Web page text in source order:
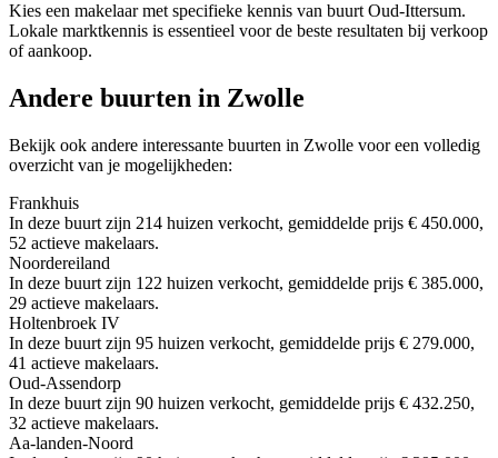
Kies een makelaar met specifieke kennis van buurt Oud-Ittersum.
Lokale marktkennis is essentieel voor de beste resultaten bij verkoop
of aankoop.
Andere buurten in Zwolle
Bekijk ook andere interessante buurten in Zwolle voor een volledig
overzicht van je mogelijkheden:
Frankhuis
In deze buurt zijn 214 huizen verkocht, gemiddelde prijs € 450.000,
52 actieve makelaars.
Noordereiland
In deze buurt zijn 122 huizen verkocht, gemiddelde prijs € 385.000,
29 actieve makelaars.
Holtenbroek IV
In deze buurt zijn 95 huizen verkocht, gemiddelde prijs € 279.000,
41 actieve makelaars.
Oud-Assendorp
In deze buurt zijn 90 huizen verkocht, gemiddelde prijs € 432.250,
32 actieve makelaars.
Aa-landen-Noord